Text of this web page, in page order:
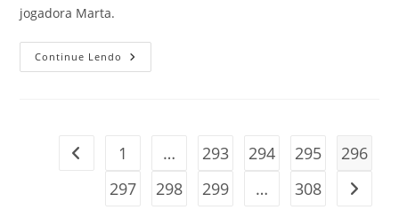
jogadora Marta.
Continue Lendo
1 … 293 294 295
296
297
298 299 … 308